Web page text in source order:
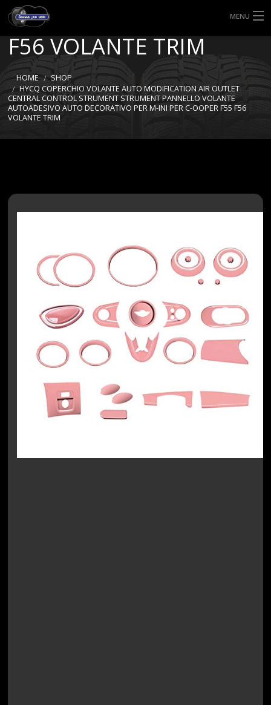
MENU
HOME
TIPI DI GOMME
MISURE GOMME
M-INI PER C-OOPER F55
F56 VOLANTE TRIM
HOME
SHOP
HYCQ COPERCHIO VOLANTE AUTO MODIFICATION AIR OUTLET
CENTRAL CONTROL STRUMENT STRUMENT PANNELLO VOLANTE
AUTOADESIVO AUTO DECORATIVO PER M-INI PER C-OOPER F55 F56
VOLANTE TRIM